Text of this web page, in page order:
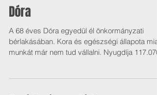
Dóra
A 68 éves Dóra egyedül él önkormányzati
bérlakásában. Kora és egészségi állapota
munkát már nem tud vállalni. Nyugdíja